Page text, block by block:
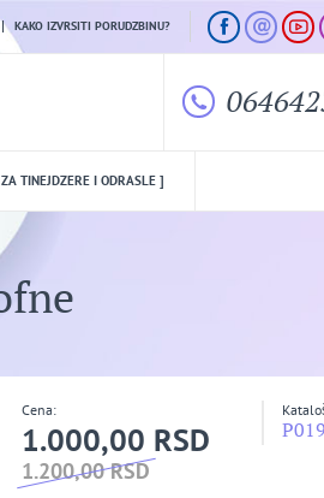
KAKO IZVRSITI PORUDZBINU?
TINEJDZERE I ODRASLE ]
Cena:
1.000,00 RSD
1.200,00 RSD